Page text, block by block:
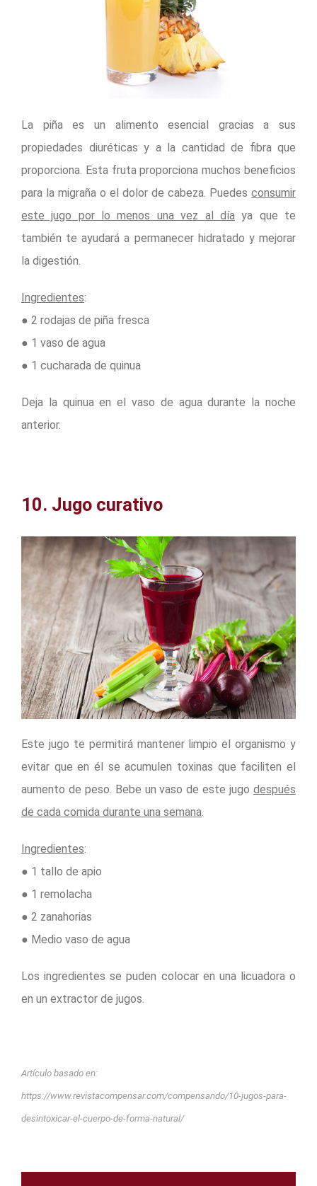
La piña es un alimento esencial gracias a sus
propiedades diuréticas y a la cantidad de fibra que
proporciona. Esta fruta proporciona muchos beneficios
para la migraña o el dolor de cabeza. Puedes consumir
este jugo por lo menos una vez al díaya que te
también te ayudará a permanecer hidratado y mejorar
la digestión.
Ingredientes:
● 2 rodajas de piña fresca
● 1 vaso de agua
● 1 cucharada de quinua
Deja la quinua en el vaso de agua durante la noche
anterior.
10. Jugo curativo
Este jugo te permitirá mantener limpio el organismo y
evitar que en él se acumulen toxinas que faciliten el
aumento de peso. Bebe un vaso de este jugo después
de cada comida durante una semana.
Ingredientes:
● 1 tallo de apio
● 1 remolacha
● 2 zanahorias
● Medio vaso de agua
Los ingredientes se puden colocar en una licuadora o
en un extractor de jugos.
Artículo basado en:
https://www.revistacompensar.com/compensando/10-jugos-para-
desintoxicar-el-cuerpo-de-forma-natural/